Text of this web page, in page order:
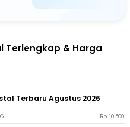
Terlengkap & Harga
Terbaru Agustus 2026
Rp 10.500